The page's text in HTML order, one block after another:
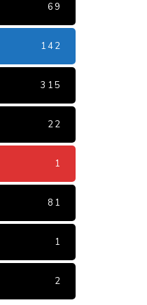
69
142
315
22
1
81
1
2